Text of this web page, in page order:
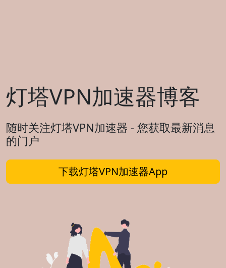
灯塔VPN加速器博客
随时关注灯塔VPN加速器 - 您获取最新消息
的门户
下载灯塔VPN加速器App